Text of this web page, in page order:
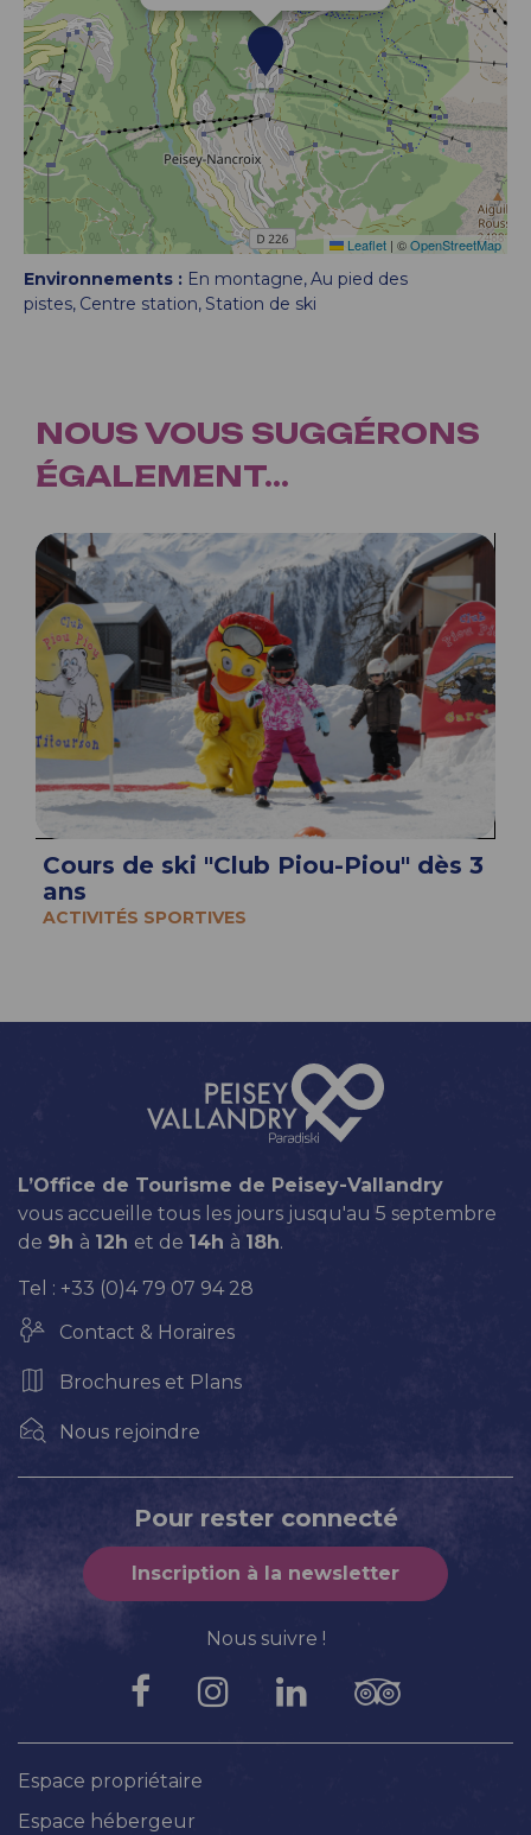
Leaflet | ©OpenStreetMap
Environnements : En montagne Au pied des
pistes Centre station Station de ski
NOUS VOUS SUGGÉRONS
ÉGALEMENT...
Cours de ski "Club Piou-Piou" dès 3
ans
ACTIVITÉS SPORTIVES
L’Office de Tourisme de Peisey-Vallandry
vous accueille tous les jours jusqu'au 5 septembre
de 9h à 12h et de 14h à 18h.
Tel : +33 (0)4 79 07 94 28
Contact & Horaires
Brochures et Plans
Nous rejoindre
Pour rester connecté
Inscription à la newsletter
Nous suivre !
Espace propriétaire
Espace hébergeur